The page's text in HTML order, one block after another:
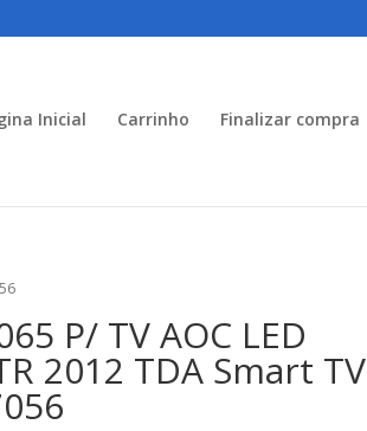
Inicial Carrinho Finalizar compra
P/ TV AOC LED
2012 TDA Smart TV